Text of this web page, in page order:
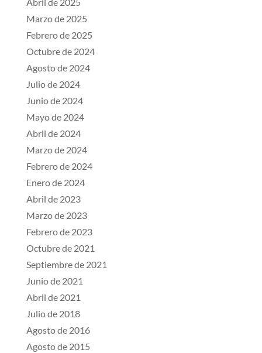
Abril de 2025
Marzo de 2025
Febrero de 2025
Octubre de 2024
Agosto de 2024
Julio de 2024
Junio de 2024
Mayo de 2024
Abril de 2024
Marzo de 2024
Febrero de 2024
Enero de 2024
Abril de 2023
Marzo de 2023
Febrero de 2023
Octubre de 2021
Septiembre de 2021
Junio de 2021
Abril de 2021
Julio de 2018
Agosto de 2016
Agosto de 2015